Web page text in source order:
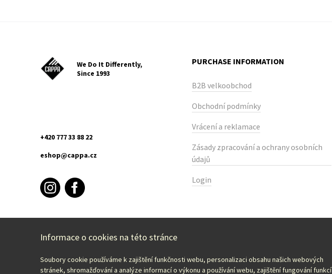
We Do It Differently,
Since 1993
+420 777 33 88 22
eshop@cappa.cz
PURCHASE INFORMATION
B2B velkoobchod
Obchodní podmínky
Vrácení a reklamace
Zásady zpracování a ochrany osobních
údajů
Login
Select your country: English – EUR
Informace o cookies na této stránce
Soubory cookie používáme k zajištění funkčnosti webu, personalizaci obsahu našich webových
stránek, shromažďování a analýze informací o výkonu a používání webu, zajištění fungování funkcí